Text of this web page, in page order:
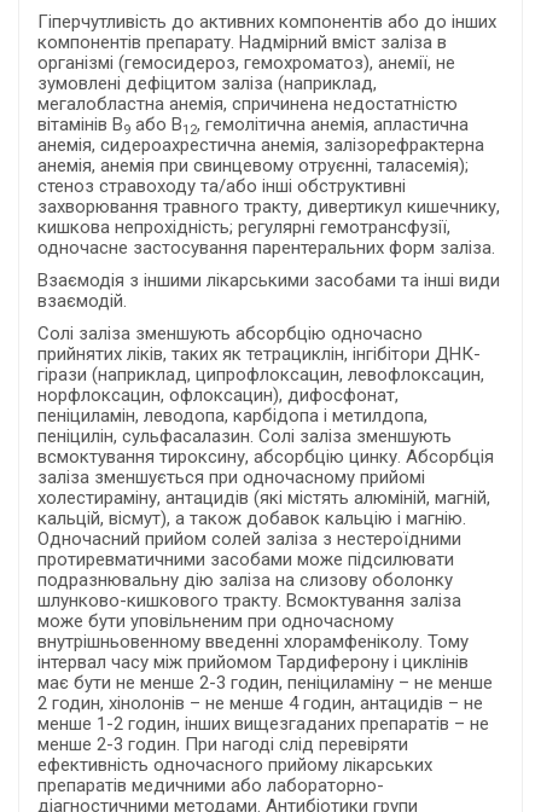
Гіперчутливість до активних компонентів або до інших
компонентів препарату. Надмірний вміст заліза в
організмі (гемосидероз, гемохроматоз), анемії, не
зумовлені дефіцитом заліза (наприклад,
мегалобластна анемія, спричинена недостатністю
вітамінів В9 або В12, гемолітична анемія, апластична
анемія, сидероахрестична анемія, залізорефрактерна
анемія, анемія при свинцевому отруєнні, таласемія);
стеноз стравоходу та/або інші обструктивні
захворювання травного тракту, дивертикул кишечнику,
кишкова непрохідність; регулярні гемотрансфузії,
одночасне застосування парентеральних форм заліза.
Взаємодія з іншими лікарськими засобами та інші види
взаємодій.
Солі заліза зменшують абсорбцію одночасно
прийнятих ліків, таких як тетрациклін, інгібітори ДНК-
гірази (наприклад, ципрофлоксацин, левофлоксацин,
норфлоксацин, офлоксацин), дифосфонат,
пеніциламін, леводопа, карбідопа і метилдопа,
пеніцилін, сульфасалазин. Солі заліза зменшують
всмоктування тироксину, абсорбцію цинку. Абсорбція
заліза зменшується при одночасному прийомі
холестираміну, антацидів (які містять алюміній, магній,
кальцій, вісмут), а також добавок кальцію і магнію.
Одночасний прийом солей заліза з нестероїдними
протиревматичними засобами може підсилювати
подразнювальну дію заліза на слизову оболонку
шлунково-кишкового тракту. Всмоктування заліза
може бути уповільненим при одночасному
внутрішньовенному введенні хлорамфеніколу. Тому
інтервал часу між прийомом Тардиферону і циклінів
має бути не менше 2-3 годин, пеніциламіну – не менше
2 годин, хінолонів – не менше 4 годин, антацидів – не
менше 1-2 годин, інших вищезгаданих препаратів – не
менше 2-3 годин. При нагоді слід перевіряти
ефективність одночасного прийому лікарських
препаратів медичними або лабораторно-
діагностичними методами. Антибіотики групи